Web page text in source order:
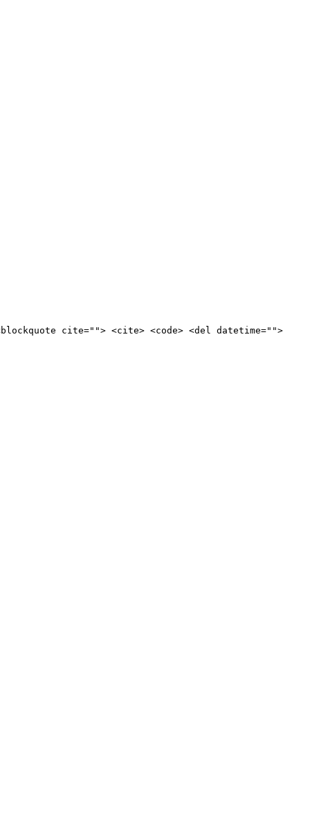
cite=""> <cite> <code> <del datetime="">